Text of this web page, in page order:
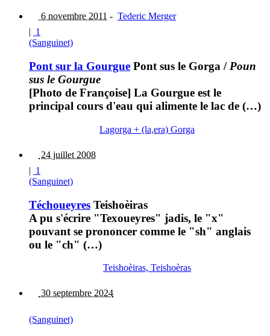
6 novembre 2011 - Tederic Merger
| 1
(Sanguinet)
Pont sur la Gourgue Pont sus le Gorga / Poun
sus le Gourgue
[Photo de Françoise] La Gourgue est le
principal cours d'eau qui alimente le lac de (…)
Lagorga + (la,era) Gorga
24 juillet 2008
| 1
(Sanguinet)
Téchoueyres Teishoèiras
A pu s'écrire "Texoueyres" jadis, le "x"
pouvant se prononcer comme le "sh" anglais
ou le "ch" (…)
Teishoèiras, Teishoèras
30 septembre 2024
(Sanguinet)